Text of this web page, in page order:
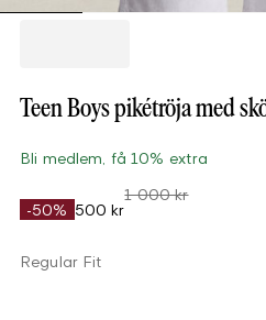
Teen Boys pikétröja med
Bli medlem, få 10% extra
-50% 500 kr
1 000 kr
Regular Fit